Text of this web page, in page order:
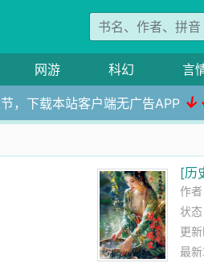
网游 科幻 言
，下载本站客户端无广告APP
[历
作者
状
更
最新